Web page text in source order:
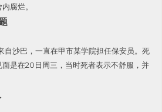
腐烂。
自沙巴，一直在甲市某学院担任保安员。死
是在20日周三，当时死者表示不舒服，并